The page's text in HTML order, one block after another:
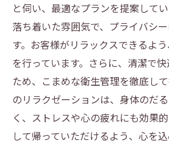
と伺い、最適なプランを提案して
落ち着いた雰囲気で、プライバシ
す。お客様がリラックスできるよ
を行っています。さらに、清潔で
ため、こまめな衛生管理を徹底し
のリラクゼーションは、身体のだ
く、ストレスや心の疲れにも効果
して帰っていただけるよう、心を